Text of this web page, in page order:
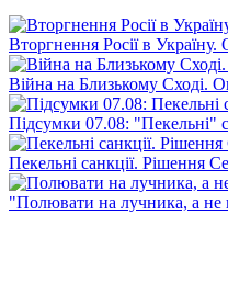
Вторгнення Росії в Україну.
Війна на Близькому Сході.
Підсумки 07.08: "Пекельні"
Пекельні санкції. Рішення
"Полювати на лучника, а не